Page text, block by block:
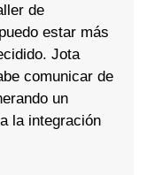
de
estar más
Jota
comunicar de
un
la integración